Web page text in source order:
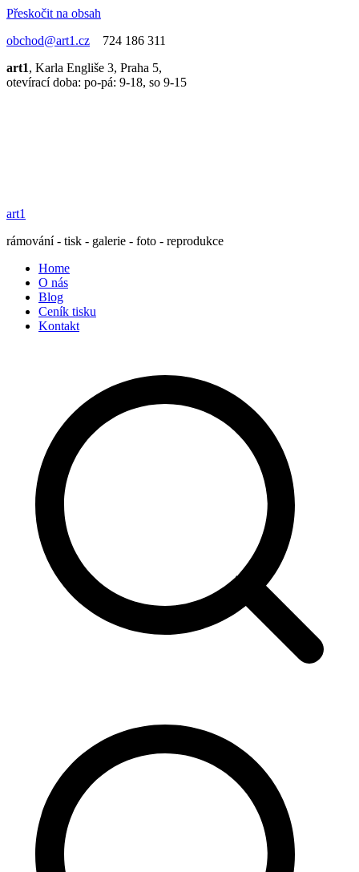
Přeskočit na obsah
obchod@art1.cz 724 186 311
art1, Karla Engliše 3, Praha 5,
otevírací doba: po-pá: 9-18, so 9-15
art1
rámování - tisk - galerie - foto - reprodukce
Home
O nás
Blog
Ceník tisku
Kontakt